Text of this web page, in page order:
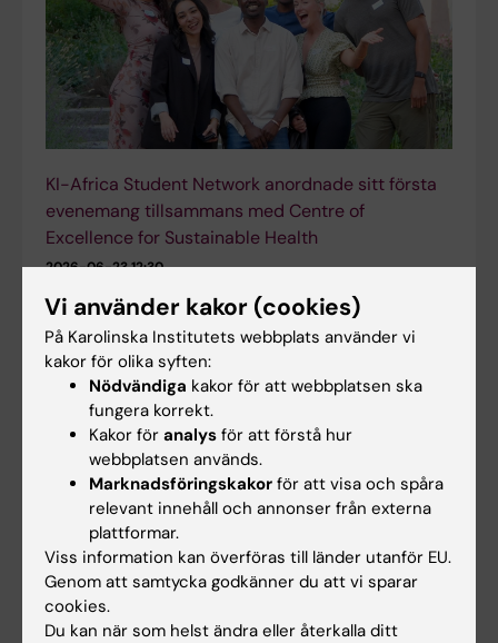
KI-Africa Student Network anordnade sitt första
evenemang tillsammans med Centre of
Excellence for Sustainable Health
2026-06-23 12:30
Den 1 juni arrangerade Centre of Excellence for
Sustainable Health (CESH) och KI-Africa Student
Network sitt första gemensamma evenemang på
Karolinska Institutet. Under temat "Connect for…
Vi använder kakor (cookies)
På Karolinska Institutets webbplats använder vi
kakor för olika syften:
Nödvändiga kakor för att webbplatsen ska
fungera korrekt.
Kakor för analys för att förstå hur
webbplatsen används.
Marknadsföringskakor för att visa och spåra
relevant innehåll och annonser från externa
plattformar.
Viss information kan överföras till länder utanför EU.
Genom att samtycka godkänner du att vi sparar
cookies.
Du kan när som helst ändra eller återkalla ditt